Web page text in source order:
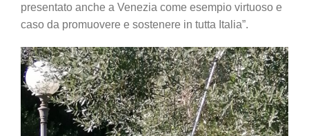
presentato anche a Venezia come esempio virtuoso e
caso da promuovere e sostenere in tutta Italia”.